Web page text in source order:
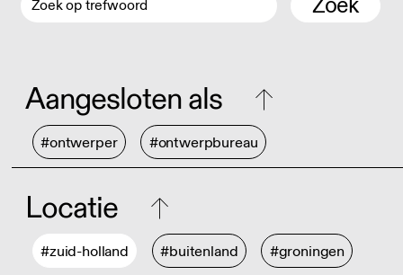
Zoek
Aangesloten als
#ontwerper #ontwerpbureau
Locatie
#zuid-holland #buitenland #groningen